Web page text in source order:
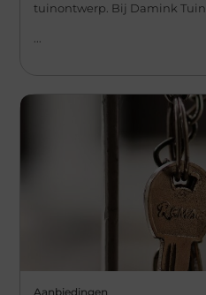
tuinontwerp. Bij Damink Tuin
Aanbiedingen